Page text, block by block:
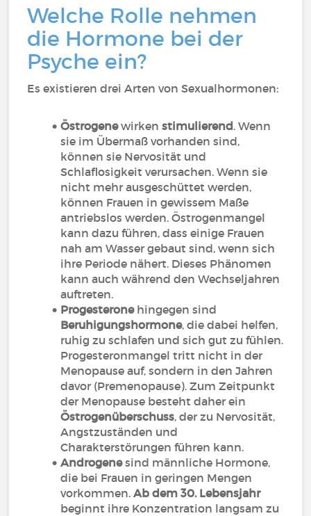
Welche Rolle nehmen
die Hormone bei der
Psyche ein?
Es existieren drei Arten von Sexualhormonen:
Östrogenewirkenstimulierend. Wenn
sie im Übermaß vorhanden sind,
können sie Nervosität und
Schlaflosigkeit verursachen. Wenn sie
nicht mehr ausgeschüttet werden,
können Frauen in gewissem Maße
antriebslos werden. Östrogenmangel
kann dazu führen, dass einige Frauen
nah am Wasser gebaut sind, wenn sich
ihre Periode nähert. Dieses Phänomen
kann auch während den Wechseljahren
auftreten.
Progesteronehingegen sind
Beruhigungshormone, die dabei helfen,
ruhig zu schlafen und sich gut zu fühlen.
Progesteronmangel tritt nicht in der
Menopause auf, sondern in den Jahren
davor (Premenopause). Zum Zeitpunkt
der Menopause besteht daher ein
Östrogenüberschuss, der zu Nervosität,
Angstzuständen und
Charakterstörungen führen kann.
Androgenesind männliche Hormone,
die bei Frauen in geringen Mengen
vorkommen.Ab dem 30. Lebensjahr
beginnt ihre Konzentration langsam zu